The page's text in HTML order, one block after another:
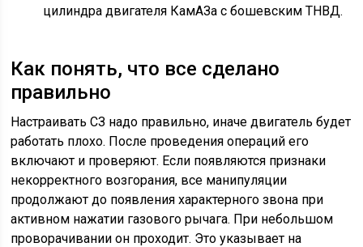
цилиндра двигателя КамАЗа с бошевским ТНВД.
Как понять, что все сделано
правильно
Настраивать СЗ надо правильно, иначе двигатель будет
работать плохо. После проведения операций его
включают и проверяют. Если появляются признаки
некорректного возгорания, все манипуляции
продолжают до появления характерного звона при
активном нажатии газового рычага. При небольшом
проворачивании он проходит. Это указывает на